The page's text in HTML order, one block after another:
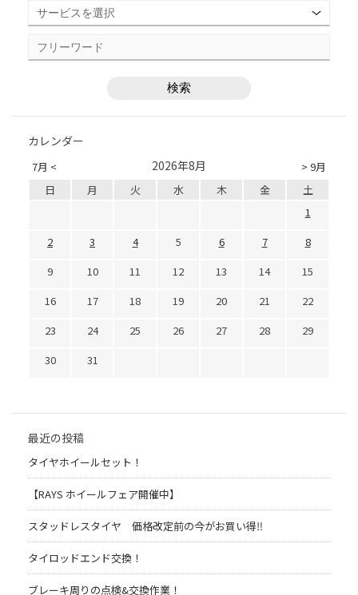
カレンダー
7月 < > 9月
2026年8月
日 月 火 水 木 金
土
1
2
3 4 5 6 7
8
9
10 11 12 13 14
15
16
17 18 19 20 21
22
23
24 25 26 27 28
29
30
31
最近の投稿
タイヤホイールセット！
【RAYS ホイールフェア開催中】
スタッドレスタイヤ 価格改定前の今がお買い得‼️
タイロッドエンド交換！
ブレーキ周りの点検&交換作業！